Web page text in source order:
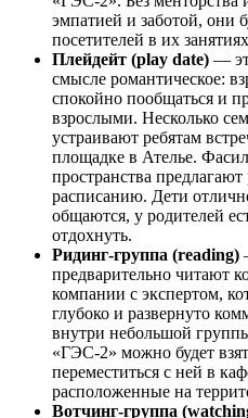
эмпатией и заботой, они
посетителей в их
Плейдейт (play date) —
смысле романтическое:
спокойно пообщаться и
взрослыми. Несколько
устраивают ребятам
площадке в Ателье.
пространства предлагают
расписанию. Дети
общаются, у родителей
отдохнуть.
Ридинг-группа (reading)
предварительно читают
компании с экспертом,
глубоко и развернуто
внутри небольшой
«ГЭС-2» можно будет
переместиться с ней в
расположенные на
Вотчинг-группа